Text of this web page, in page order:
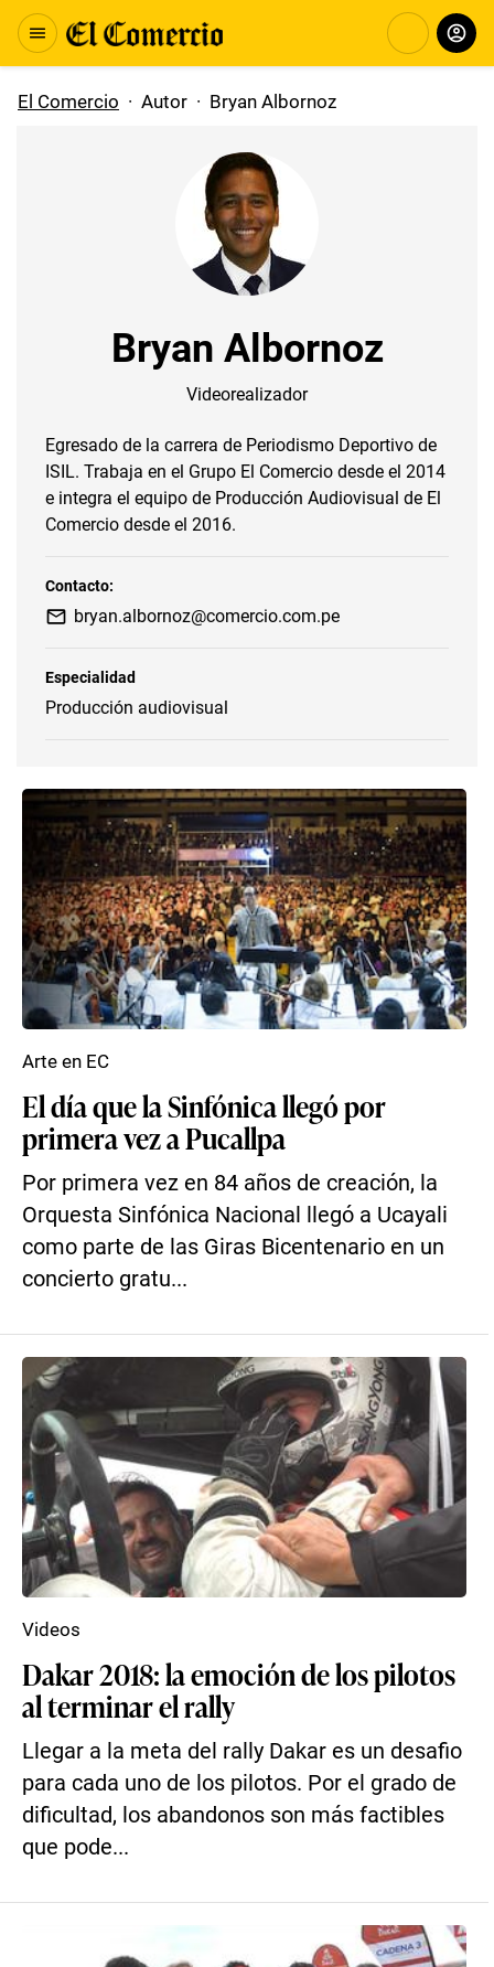
El Comercio · Autor · Bryan Albornoz
Bryan Albornoz
Videorealizador
Egresado de la carrera de Periodismo Deportivo de
ISIL. Trabaja en el Grupo El Comercio desde el 2014
e integra el equipo de Producción Audiovisual de El
Comercio desde el 2016.
Contacto:
bryan.albornoz@comercio.com.pe
Especialidad
Producción audiovisual
El día que la Sinfónica llegó por
primera vez a Pucallpa
Por primera vez en 84 años de creación, la
Orquesta Sinfónica Nacional llegó a Ucayali
como parte de las Giras Bicentenario en un
concierto gratu...
Arte en EC
Dakar 2018: la emoción de los pilotos
al terminar el rally
Llegar a la meta del rally Dakar es un desafio
para cada uno de los pilotos. Por el grado de
dificultad, los abandonos son más factibles
que pode...
Videos